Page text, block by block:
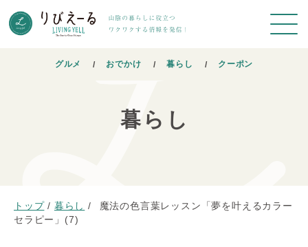
グルメ おでかけ 暮らし クーポン
暮らし
トップ / 暮らし /
魔法の色言葉レッスン「夢を叶えるカラー
セラピー」(7)